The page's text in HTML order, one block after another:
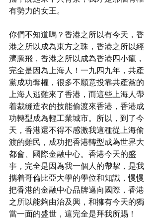
有勢力的女王。
你們不知道嗎？香港之所以有今天，香
港之所以成為東方之珠，香港之所以經
濟騰飛，香港之所以成為香港四小龍，
完全是因為上海人！一九四九年，共產
黨成功奪權，很多不願意投靠共產黨的
上海人逃難來了香港，而這些上海人帶
着裁縫造衣的技能偷渡來香港，香港成
功轉型成為輕工業城市。所以，到了今
天，香港還不得不感激我這種從上海偷
渡的難民，成功把香港轉型成為世界大
都會、國際金融中心。香港今天的盛
事，完全是因為我一個人的帶挈，是我
攜着哥倫比亞大學的學位和知識，慢慢
把香港的金融中心品牌邁向國際，香港
之所以能夠由治及興，和擁有今天的獨
當一面的盛世，這完全是拜我所賜！